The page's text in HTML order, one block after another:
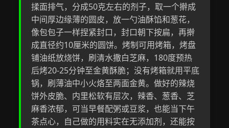
揉面排气，分成50克左右的剂子，取一个擀成
中间厚边缘薄的圆皮，放一勺油酥馅和葱花，
像包包子一样捏紧封口，封口朝下按扁，再擀
成直径约10厘米的圆饼。烤制可用烤箱，烤盘
铺油纸放烧饼，刷清水撒白芝麻，180度预热
后烤20-25分钟至金黄酥脆；没有烤箱就用平底
锅，刷薄油中小火烙至两面金黄。做好的辣烧
饼外皮脆、内里松软有层次，辣香、葱香、芝
麻香浓郁，可当早餐配粥或豆浆，也能当下午
茶点心，自己做的用料实在无添加剂，还能按